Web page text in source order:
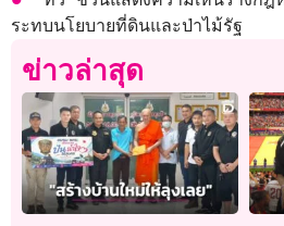
ระทบนโยบายที่ดินและป่าไม้รัฐ
ข่าวล่าสุด